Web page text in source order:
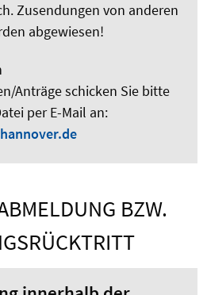
Zusendungen von anderen
abgewiesen!
Anträge schicken Sie bitte
per E-Mail an:
BZW.